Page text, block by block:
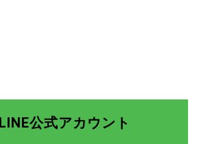
LINE公式アカウント